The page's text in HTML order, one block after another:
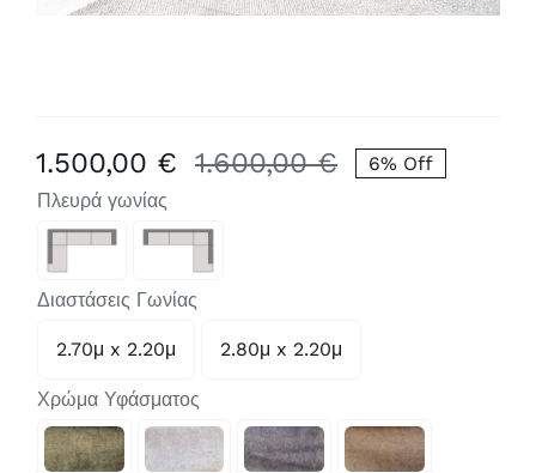
1.600,00€Original
1.500,00 €
Η
6% Off
Πλευρά γωνίας
Διαστάσεις Γωνίας
2.70μ x 2.20μ 2.80μ x 2.20μ
Χρώμα Υφάσματος